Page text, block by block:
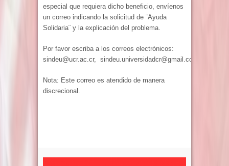
especial que requiera dicho beneficio, envíenos
un correo indicando la solicitud de ¨Ayuda
Solidaria¨ y la explicación del problema.
Por favor escriba a los correos electrónicos:
sindeu@ucr.ac.cr, sindeu.universidadcr@gmail.com
Nota: Este correo es atendido de manera
discrecional.